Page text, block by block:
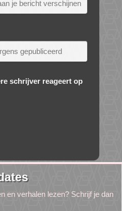
schrijver reageert op
en verhalen lezen? Schrijf je dan